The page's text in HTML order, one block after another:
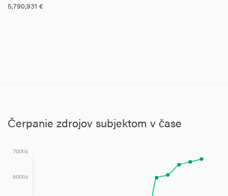
5,790,931 €
Čerpanie zdrojov subjektom v čase
600tis
700tis